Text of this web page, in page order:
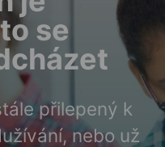
se
přilepený k
nebo už